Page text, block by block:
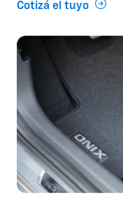
Cotizá el tuyo